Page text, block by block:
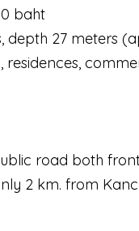
baht
depth 27 meters
residences,
road both
2 km. from